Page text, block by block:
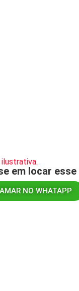
em locar esse
NO WHATAPP